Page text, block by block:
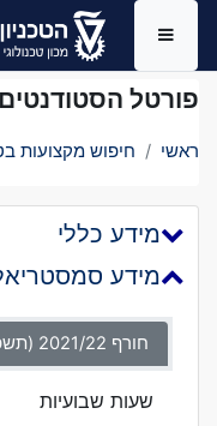
דילוג לתוכן הראשי
פורטל הסטודנטים
ראשי חיפוש מקצועות
מידע כללי
מידע
חורף 2021/22 (תשפ"ב)
שעות שבועיות
חלון סקירה צדדי